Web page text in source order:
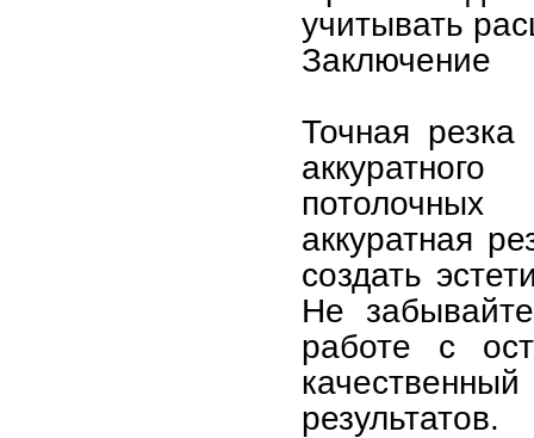
учитывать
Заключение
Точная
аккуратная
создать
Не
работе с
результатов.